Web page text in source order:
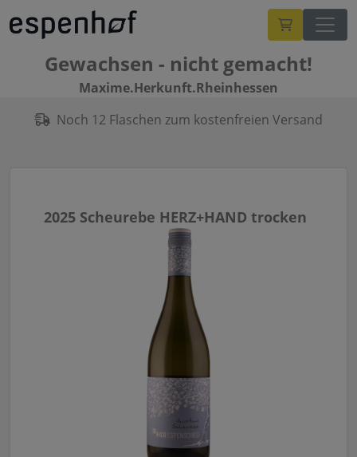
Gewachsen - nicht gemacht!
Maxime.Herkunft.Rheinhessen
Noch 12 Flaschen zum kostenfreien Versand
2025 Scheurebe HERZ+HAND trocken